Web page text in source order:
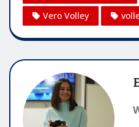
Vero Volley